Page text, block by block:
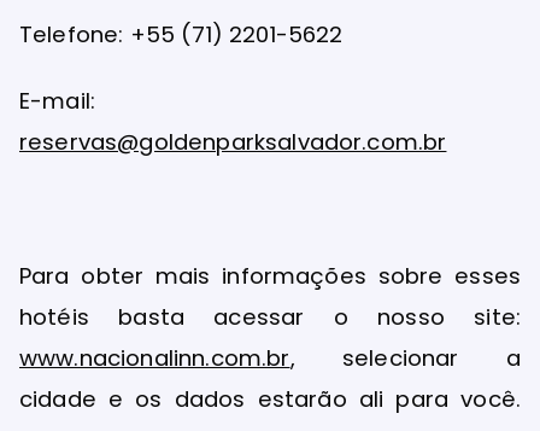
Telefone: +55 (71) 2201-5622
E-mail:
reservas@goldenparksalvador.com.br
Para obter mais informações sobre esses
hotéis basta acessar o nosso site:
www.nacionalinn.com.br, selecionar a
cidade e os dados estarão ali para você.